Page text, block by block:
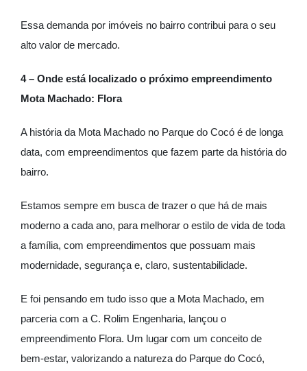
Essa demanda por imóveis no bairro contribui para o seu
alto valor de mercado.
4 – Onde está localizado o próximo empreendimento
Mota Machado: Flora
A história da Mota Machado no Parque do Cocó é de longa
data, com empreendimentos que fazem parte da história do
bairro.
Estamos sempre em busca de trazer o que há de mais
moderno a cada ano, para melhorar o estilo de vida de toda
a família, com empreendimentos que possuam mais
modernidade, segurança e, claro, sustentabilidade.
E foi pensando em tudo isso que a Mota Machado, em
parceria com a C. Rolim Engenharia, lançou o
empreendimento Flora. Um lugar com um conceito de
bem-estar, valorizando a natureza do Parque do Cocó,